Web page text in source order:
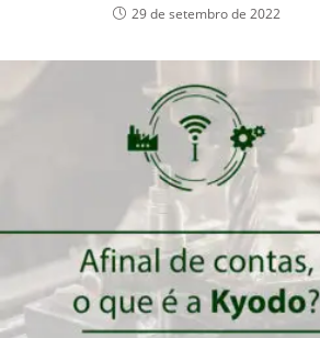
29 de setembro de 2022